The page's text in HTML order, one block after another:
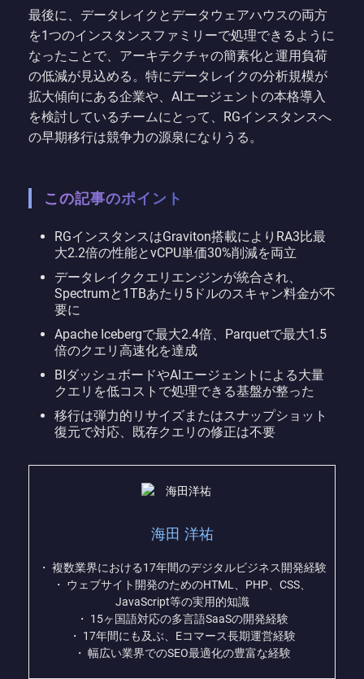
最後に、データレイクとデータウェアハウスの両方
を1つのインスタンスファミリーで処理できるように
なったことで、アーキテクチャの簡素化と運用負荷
の低減が見込める。特にデータレイクの分析規模が
拡大傾向にある企業や、AIエージェントの本格導入
を検討しているチームにとって、RGインスタンスへ
の早期移行は競争力の源泉になりうる。
この記事のポイント
RGインスタンスはGraviton搭載によりRA3比最
大2.2倍の性能とvCPU単価30%削減を両立
データレイククエリエンジンが統合され、
Spectrumと1TBあたり5ドルのスキャン料金が不
要に
Apache Icebergで最大2.4倍、Parquetで最大1.5
倍のクエリ高速化を達成
BIダッシュボードやAIエージェントによる大量
クエリを低コストで処理できる基盤が整った
移行は弾力的リサイズまたはスナップショット
復元で対応、既存クエリの修正は不要
海田 洋祐
・ 複数業界における17年間のデジタルビジネス開発経験
・ ウェブサイト開発のためのHTML、PHP、CSS、
JavaScript等の実用的知識
・ 15ヶ国語対応の多言語SaaSの開発経験
・ 17年間にも及ぶ、Eコマース長期運営経験
・ 幅広い業界でのSEO最適化の豊富な経験